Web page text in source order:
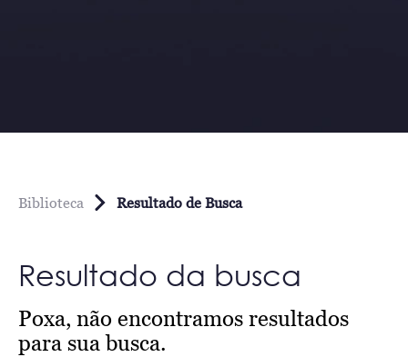
Biblioteca Resultado de Busca
Resultado da busca
Poxa, não encontramos resultados
para sua busca.